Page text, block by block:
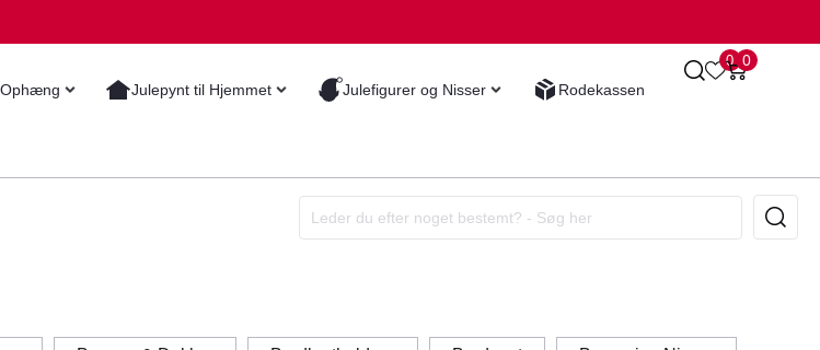
Julepynt til Hjemmet Julefigurer og Nisser Rodekassen
0 0